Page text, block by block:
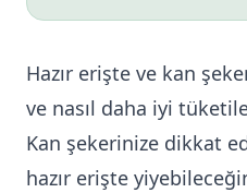
Hazır erişte ve kan
ve nasıl daha iyi
Kan şekerinize dikkat
hazır erişte